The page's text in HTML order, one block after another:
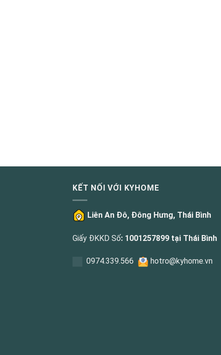
KẾT NỐI VỚI KYHOME
Liên An Đô, Đông Hưng, Thái Bình
Giấy ĐKKD Số: 1001257899 tại Thái Bình
0974.339.566 hotro@kyhome.vn